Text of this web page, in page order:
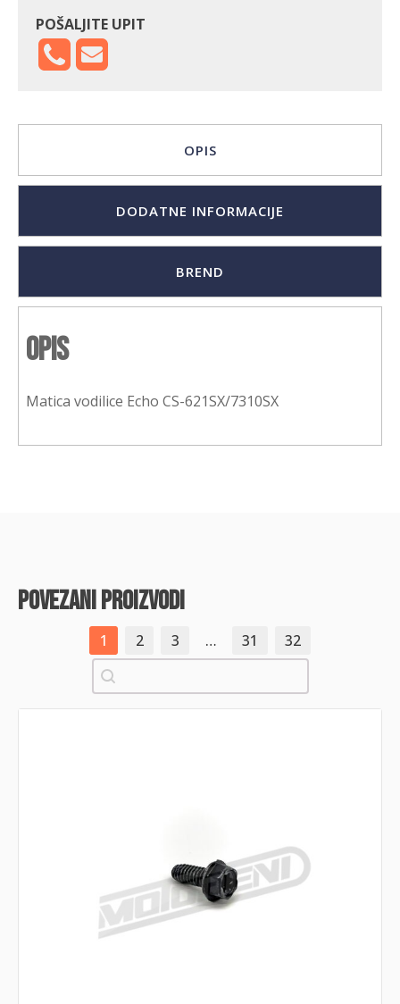
POŠALJITE UPIT
OPIS
DODATNE INFORMACIJE
BREND
Opis
Matica vodilice Echo CS-621SX/7310SX
povezani proizvodi
1 2 3 … 31
32
Pretraži